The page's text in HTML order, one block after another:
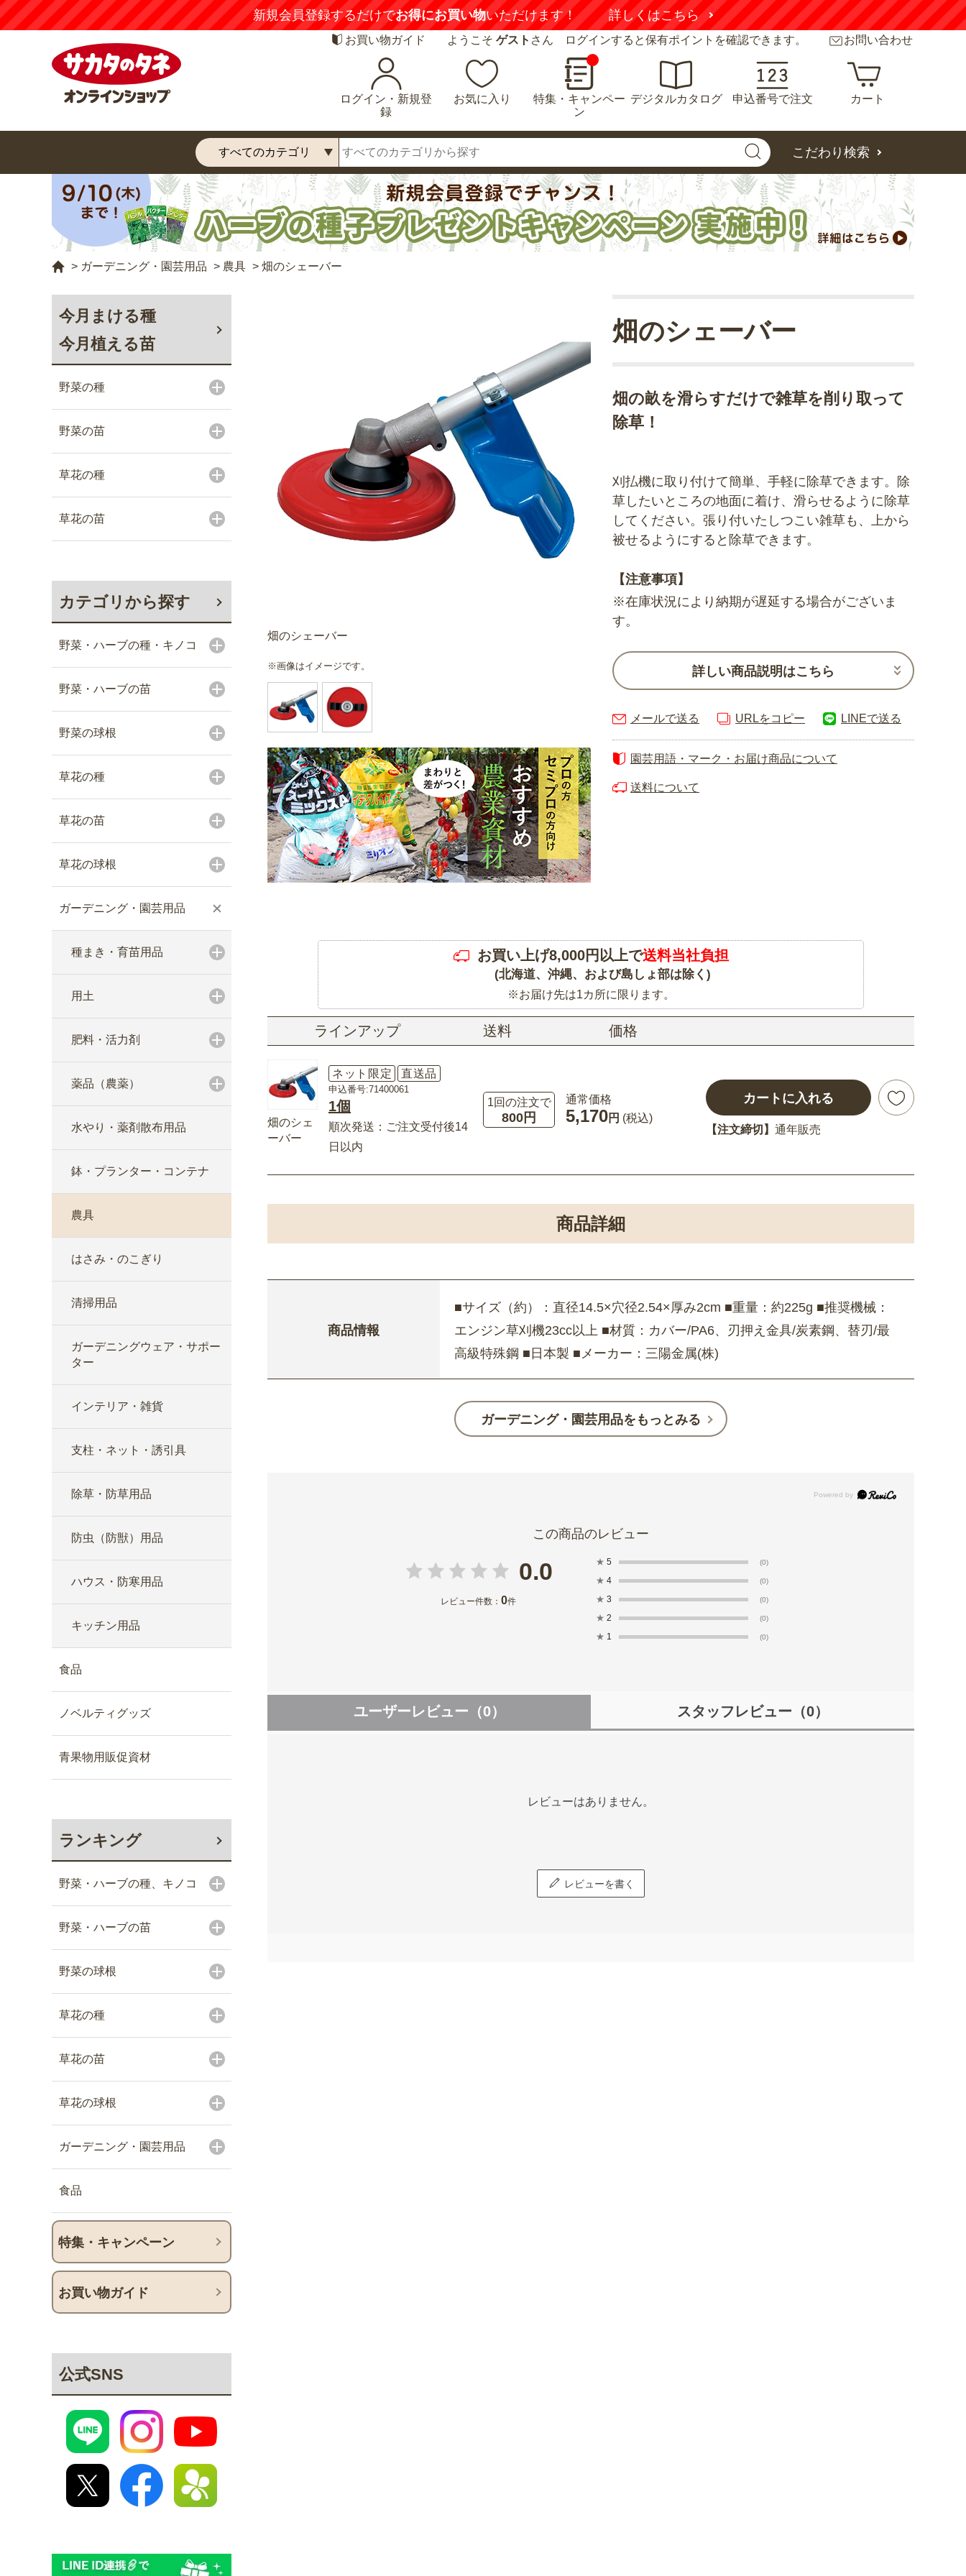
新規会員登録するだけでお得にお買い物いただけます！ 詳しくはこちら
お買い物ガイド ようこそ ゲスト さん ログインすると保有ポイントを確認できます。 お問い合わせ
ログイン・新規登
録
お気に入り
特集・キャンペー
ン
デジタルカタログ 申込番号で注文 カート
こだわり検索
> ガーデニング・園芸用品 > 農具 > 畑のシェーバー
今月まける種
今月植える苗
野菜の種
野菜の苗
草花の種
草花の苗
カテゴリから探す
野菜・ハーブの種・キノコ
野菜・ハーブの苗
野菜の球根
草花の種
草花の苗
草花の球根
ガーデニング・園芸用品
種まき・育苗用品
用土
肥料・活力剤
薬品（農薬）
水やり・薬剤散布用品
鉢・プランター・コンテナ
農具
はさみ・のこぎり
清掃用品
ガーデニングウェア・サポー
ター
インテリア・雑貨
支柱・ネット・誘引具
除草・防草用品
防虫（防獣）用品
ハウス・防寒用品
キッチン用品
食品
ノベルティグッズ
青果物用販促資材
ランキング
野菜・ハーブの種、キノコ
野菜・ハーブの苗
野菜の球根
草花の種
草花の苗
草花の球根
ガーデニング・園芸用品
食品
特集・キャンペーン
お買い物ガイド
公式SNS
畑のシェーバー
※画像はイメージです。
畑の畝を滑らすだけで雑草を削り取って
除草！
畑のシェーバー
刈払機に取り付けて簡単、手軽に除草できます。除
草したいところの地面に着け、滑らせるように除草
してください。張り付いたしつこい雑草も、上から
被せるようにすると除草できます。
【注意事項】
※在庫状況により納期が遅延する場合がございま
す。
詳しい商品説明はこちら
メールで送る URLをコピー LINEで送る
園芸用語・マーク・お届け商品について
送料について
お買い上げ8,000円以上で送料当社負担
(北海道、沖縄、および島しょ部は除く)
※お届け先は1カ所に限ります。
ラインアップ 送料 価格
畑のシェ
ーバー
ネット限定 直送品
申込番号:71400061
1個
順次発送：ご注文受付後14
日以内
1回の注文で
800円
通常価格
5,170円 (税込)
カートに入れる
【注文締切】 通年販売
商品詳細
商品情報
■サイズ（約）：直径14.5×穴径2.54×厚み2cm ■重量：約225g ■推奨機械：
エンジン草刈機23cc以上 ■材質：カバー/PA6、刃押え金具/炭素鋼、替刃/最
高級特殊鋼 ■日本製 ■メーカー：三陽金属(株)
ガーデニング・園芸用品をもっとみる
0.0
レビュー件数： 0件
★ 5 (0)
★ 4 (0)
★ 3 (0)
★ 2 (0)
★ 1 (0)
ユーザーレビュー （0） スタッフレビュー （0）
レビューはありません。
レビューを書く